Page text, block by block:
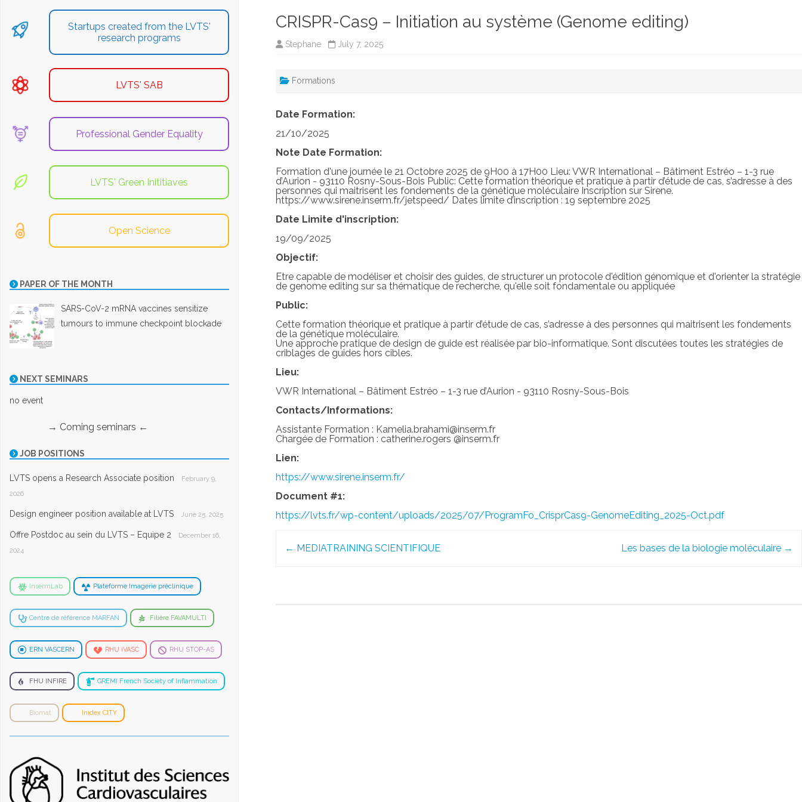
CRISPR-Cas9 – Initiation au système (Genome editing)
Stephane July 7, 2025
Formations
Date Formation:
21/10/2025
Note Date Formation:
Formation d'une journée le 21 Octobre 2025 de 9H00 à 17H00 Lieu: VWR International – Bâtiment Estréo – 1-3 rue
d’Aurion - 93110 Rosny-Sous-Bois Public: Cette formation théorique et pratique à partir d’étude de cas, s’adresse à des
personnes qui maitrisent les fondements de la génétique moléculaire Inscription sur Sirene.
https://www.sirene.inserm.fr/jetspeed/ Dates limite d’inscription : 19 septembre 2025
Date Limite d'inscription:
19/09/2025
Objectif:
Etre capable de modéliser et choisir des guides, de structurer un protocole d'édition génomique et d'orienter la stratégie
de genome editing sur sa thématique de recherche, qu'elle soit fondamentale ou appliquée
Public:
Cette formation théorique et pratique à partir d’étude de cas, s’adresse à des personnes qui maitrisent les fondements
de la génétique moléculaire.
Une approche pratique de design de guide est réalisée par bio-informatique. Sont discutées toutes les stratégies de
criblages de guides hors cibles.
Lieu:
VWR International – Bâtiment Estréo – 1-3 rue d’Aurion - 93110 Rosny-Sous-Bois
Contacts/Informations:
Assistante Formation : Kamelia.brahami@inserm.fr
Chargée de Formation : catherine.rogers @inserm.fr
Lien:
https://www.sirene.inserm.fr/
Document #1:
https://lvts.fr/wp-content/uploads/2025/07/ProgramFo_CrisprCas9-GenomeEditing_2025-Oct.pdf
← MEDIATRAINING SCIENTIFIQUE Les bases de la biologie moléculaire →
Startups created from the LVTS'
research programs
LVTS' SAB
Professional Gender Equality
LVTS' Green Inititiaves
Open Science
PAPER OF THE MONTH
SARS-CoV-2 mRNA vaccines sensitize
tumours to immune checkpoint blockade
NEXT SEMINARS
no event
→ Coming seminars ←
JOB POSITIONS
LVTS opens a Research Associate position
February 9,
2026
Design engineer position available at LVTS June 25, 2025
Offre Postdoc au sein du LVTS – Equipe 2
December 16,
2024
InsermLab Plateforme Imagerie préclinique
Centre de référence MARFAN Filière FAVAMULTI
ERN VASCERN RHU iVASC RHU STOP-AS
FHU INFIRE GREMI French Society of Inflammation
Biomat Inidex CITY